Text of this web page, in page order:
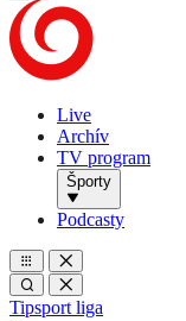
Live
Archív
TV program
Športy
Podcasty
Tipsport liga